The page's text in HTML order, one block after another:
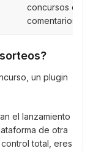
concursos de
comentarios
un plugin
el lanzamiento
de otra
total, eres